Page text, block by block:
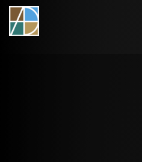
Panneau de gestion des cookies